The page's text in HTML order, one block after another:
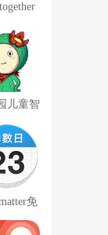
为
儿童智
最新官
免
费版